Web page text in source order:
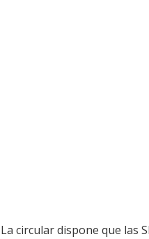
La circular dispone que las